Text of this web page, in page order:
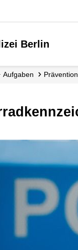
Berlin
Aufgaben Prävention